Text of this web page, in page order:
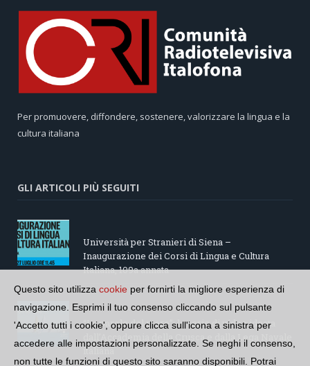
Per promuovere, diffondere, sostenere, valorizzare la lingua e la
cultura italiana
GLI ARTICOLI PIÙ SEGUITI
Università per Stranieri di Siena –
Inaugurazione dei Corsi di Lingua e Cultura
Italiana, 109a annata
“Le parole del mare”: la serie di video ideata
dall’Accademia della Crusca e dalla Lega Navale
italiana
Questo sito utilizza cookie per fornirti la migliore esperienza di
navigazione. Esprimi il tuo consenso cliccando sul pulsante
'Accetto tutti i cookie', oppure clicca sull'icona a sinistra per
accedere alle impostazioni personalizzate. Se neghi il consenso,
non tutte le funzioni di questo sito saranno disponibili. Potrai